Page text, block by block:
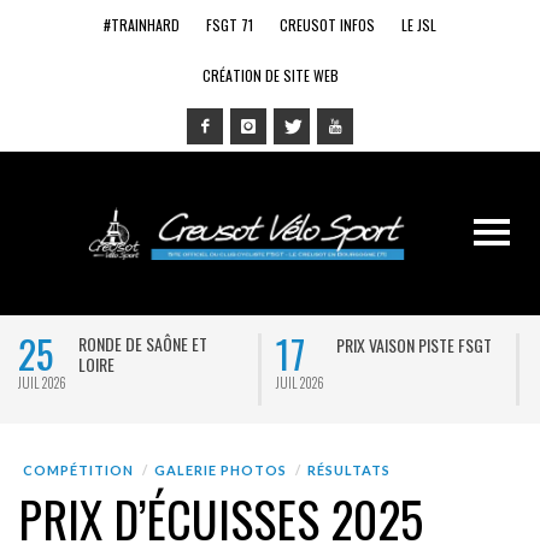
#TRAINHARD FSGT 71 CREUSOT INFOS LE JSL
CRÉATION DE SITE WEB
25
JUIL 2026
RONDE DE SAÔNE ET
LOIRE
17
JUIL 2026
PRIX VAISON PISTE FSGT
COMPÉTITION GALERIE PHOTOS RÉSULTATS
PRIX D’ÉCUISSES 2025